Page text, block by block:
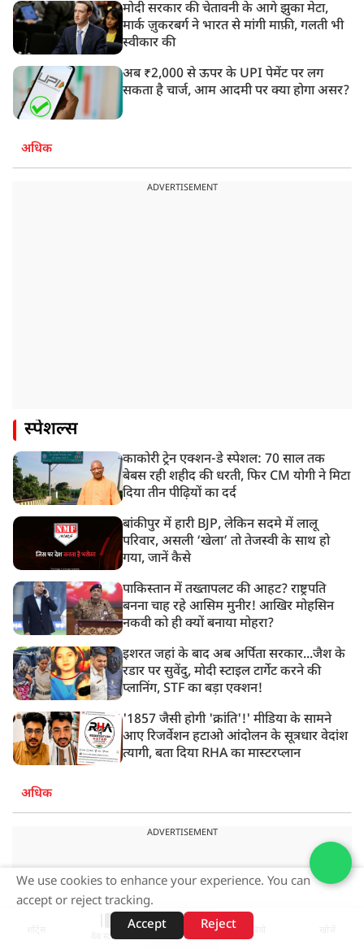
मोदी सरकार की चेतावनी के आगे झुका मेटा,
मार्क ज़ुकरबर्ग ने भारत से मांगी माफ़ी, गलती भी
स्वीकार की
अब ₹2,000 से ऊपर के UPI पेमेंट पर लग
सकता है चार्ज, आम आदमी पर क्या होगा असर?
अधिक
ADVERTISEMENT
स्पेशल्स
काकोरी ट्रेन एक्शन-डे स्पेशल: 70 साल तक
बेबस रही शहीद की धरती, फिर CM योगी ने मिटा
दिया तीन पीढ़ियों का दर्द
बांकीपुर में हारी BJP, लेकिन सदमे में लालू
परिवार, असली ‘खेला’ तो तेजस्वी के साथ हो
गया, जानें कैसे
पाकिस्तान में तख्तापलट की आहट? राष्ट्रपति
बनना चाह रहे आसिम मुनीर! आखिर मोहसिन
नकवी को ही क्यों बनाया मोहरा?
इशरत जहां के बाद अब अर्पिता सरकार...जैश के
रडार पर सुवेंदु, मोदी स्टाइल टार्गेट करने की
प्लानिंग, STF का बड़ा एक्शन!
'1857 जैसी होगी 'क्रांति'!' मीडिया के सामने
आए रिजर्वेशन हटाओ आंदोलन के सूत्रधार वेदांश
त्यागी, बता दिया RHA का मास्टरप्लान
अधिक
ADVERTISEMENT
वेब स्टोरीज़
We use cookies to enhance your experience. You can
accept or reject tracking.
Accept
Reject